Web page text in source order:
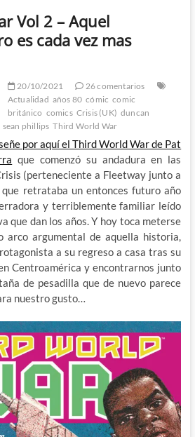
Vol 2 – Aquel
es cada vez mas
20/10/2021
26 comentarios
Actualidad años 80 cómic comic
británico comics Crisis (UK) duncan
sean phillips Third World War
por aquí el Third World War de Pat
que comenzó su andadura en las
(perteneciente a Fleetway junto a
retrataba un entonces futuro año
y terriblemente familiar leído
que dan los años. Y hoy toca meterse
arco argumental de aquella historia,
a su regreso a casa tras su
Centroamérica y encontrarnos junto
de pesadilla que de nuevo parece
nuestro gusto…